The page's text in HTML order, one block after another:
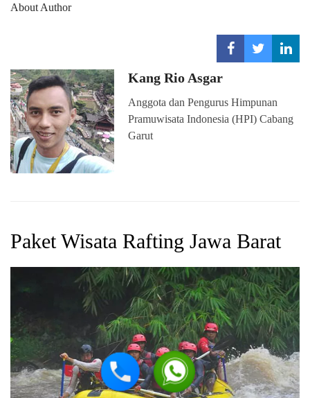
About Author
Kang Rio Asgar
Anggota dan Pengurus Himpunan
Pramuwisata Indonesia (HPI) Cabang
Garut
Paket Wisata Rafting Jawa Barat